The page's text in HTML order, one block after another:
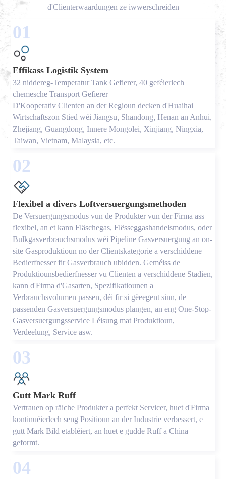
d'Clienterwaardungen ze iwwerschreiden
01
Effikass Logistik System
32 niddereg-Temperatur Tank Gefierer, 40 geféierlech
chemesche Transport Gefierer
D'Kooperativ Clienten an der Regioun decken d'Huaihai
Wirtschaftszon Stied wéi Jiangsu, Shandong, Henan an Anhui,
Zhejiang, Guangdong, Innere Mongolei, Xinjiang, Ningxia,
Taiwan, Vietnam, Malaysia, etc.
02
Flexibel a divers Loftversuergungsmethoden
De Versuergungsmodus vun de Produkter vun der Firma ass
flexibel, an et kann Fläschegas, Flësseggashandelsmodus, oder
Bulkgasverbrauchsmodus wéi Pipeline Gasversuergung an on-
site Gasproduktioun no der Clientskategorie a verschiddene
Bedierfnesser fir Gasverbrauch ubidden. Geméiss de
Produktiounsbedierfnesser vu Clienten a verschiddene Stadien,
kann d'Firma d'Gasarten, Spezifikatiounen a
Verbrauchsvolumen passen, déi fir si gëeegent sinn, de
passenden Gasversuergungsmodus plangen, an eng One-Stop-
Gasversuergungsservice Léisung mat Produktioun,
Verdeelung, Service asw.
03
Gutt Mark Ruff
Vertrauen op räiche Produkter a perfekt Servicer, huet d'Firma
kontinuéierlech seng Positioun an der Industrie verbessert, e
gutt Mark Bild etabléiert, an huet e gudde Ruff a China
geformt.
04